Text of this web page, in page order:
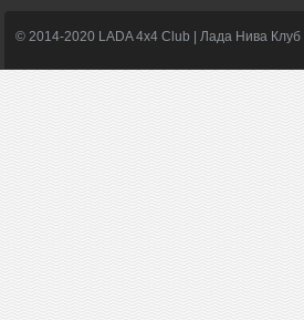
© 2014-2020 LADA 4x4 Club | Лада Нива Клуб |